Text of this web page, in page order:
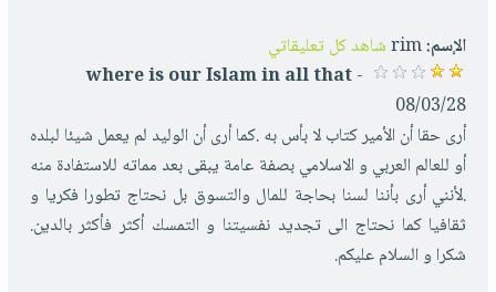
الإسم:rimشاهد كل تعليقاتي
where is our Islam in all that-
08/03/28
أرى حقا أن الأمير كتاب لا بأس به .كما أرى أن الوليد لم يعمل شيئا لبلده
أو للعالم العربي و الاسلامي بصفة عامة يبقى بعد مماته للاستفادة منه
.لأنني أرى بأننا لسنا بحاجة للمال والتسوق بل نحتاج تطورا فكريا و
ثقافيا كما نحتاج الى تجديد نفسيتنا و التمسك أكثر فأكثر بالدين.
شكرا و السلام عليكم.